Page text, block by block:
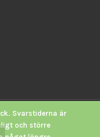
Svarstiderna är
och större